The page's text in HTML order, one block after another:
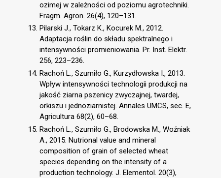
ozimej w zależności od poziomu agrotechniki.
Fragm. Agron. 26(4), 120–131.
Pilarski J., Tokarz K., Kocurek M., 2012.
Adaptacja roślin do składu spektralnego i
intensywności promieniowania. Pr. Inst. Elektr.
256, 223–236.
Rachoń L., Szumiło G., Kurzydłowska I., 2013.
Wpływ intensywności technologii produkcji na
jakość ziarna pszenicy zwyczajnej, twardej,
orkiszu i jednoziarnistej. Annales UMCS, sec. E,
Agricultura 68(2), 60–68.
Rachoń L., Szumiło G., Brodowska M., Woźniak
A., 2015. Nutrional value and mineral
composition of grain of selected wheat
species depending on the intensity of a
production technology. J. Elementol. 20(3),